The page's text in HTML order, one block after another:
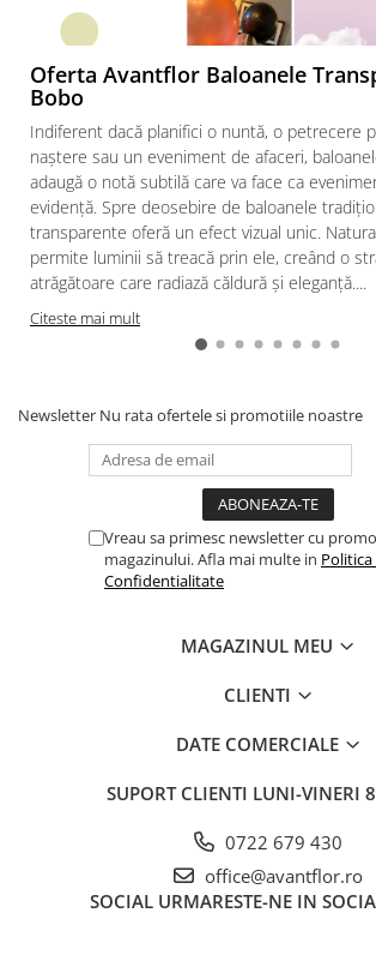
Oferta Avantflor Baloanele
Bobo
Indiferent dacă planifici o nuntă, o petrecere
naștere sau un eveniment de afaceri,
adaugă o notă subtilă care va face ca
evidență. Spre deosebire de baloanele
transparente oferă un efect vizual unic.
permite luminii să treacă prin ele, creând o
atrăgătoare care radiază căldură și eleganță....
Citeste mai mult
Newsletter Nu rata ofertele si promotiile noastre
Vreau sa primesc newsletter cu
magazinului. Afla mai multe in Politica
Confidentialitate
MAGAZINUL MEU
CLIENTI
DATE COMERCIALE
SUPORT CLIENTI LUNI-VINERI
0722 679 430
office@avantflor.ro
SOCIAL URMARESTE-NE IN